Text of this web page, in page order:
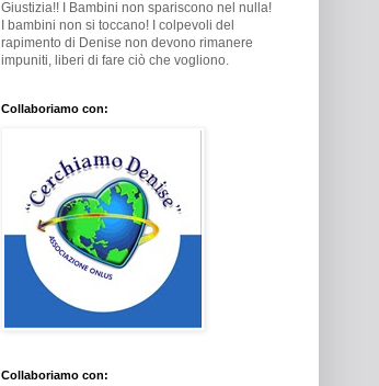
Giustizia!! I Bambini non spariscono nel nulla!
I bambini non si toccano! I colpevoli del
rapimento di Denise non devono rimanere
impuniti, liberi di fare ciò che vogliono.
Collaboriamo con:
Collaboriamo con: